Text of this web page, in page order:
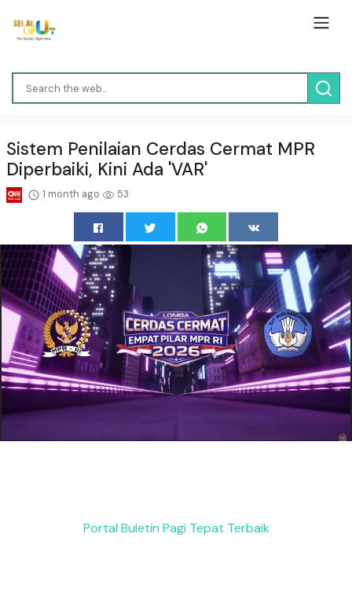
Sistem Penilaian Cerdas Cermat MPR
Diperbaiki, Kini Ada 'VAR'
1 month ago 53
Portal Buletin Pagi Tepat Terbaik